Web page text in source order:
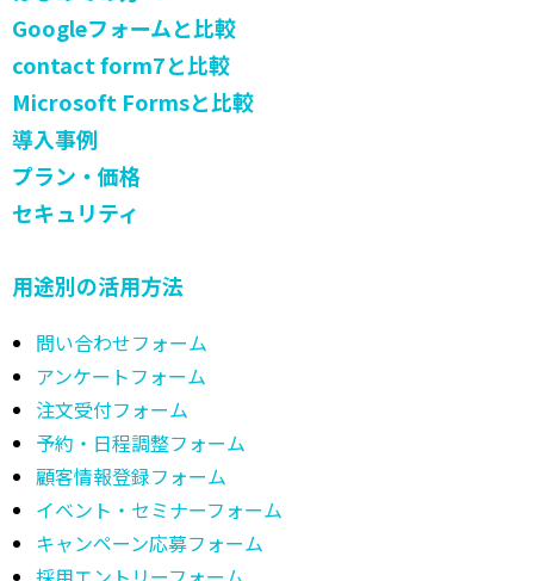
Googleフォームと比較
contact form7と比較
Microsoft Formsと比較
導入事例
プラン・価格
セキュリティ
用途別の活用方法
問い合わせフォーム
アンケートフォーム
注文受付フォーム
予約・日程調整フォーム
顧客情報登録フォーム
イベント・セミナーフォーム
キャンペーン応募フォーム